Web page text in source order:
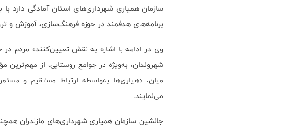
سازمان همیاری شهرداری‌های استان آمادگی دارد
برنامه‌های هدفمند در حوزه فرهنگ‌سازی، آموزش و
وی در ادامه با اشاره به نقش تعیین‌کننده مردم
شهروندان، به‌ویژه در جوامع روستایی، از
میان، دهیاری‌ها به‌واسطه ارتباط مستقیم و
می‌نمایند.
جانشین سازمان همیاری شهرداری‌های مازندران